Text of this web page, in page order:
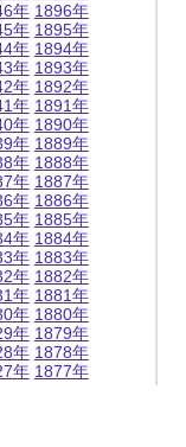
年
年
年
年
年
年
年
年
年
年
年
年
年
年
年
年
年
年
年
年
1896年
1895年
1894年
1893年
1892年
1891年
1890年
1889年
1888年
1887年
1886年
1885年
1884年
1883年
1882年
1881年
1880年
1879年
1878年
1877年